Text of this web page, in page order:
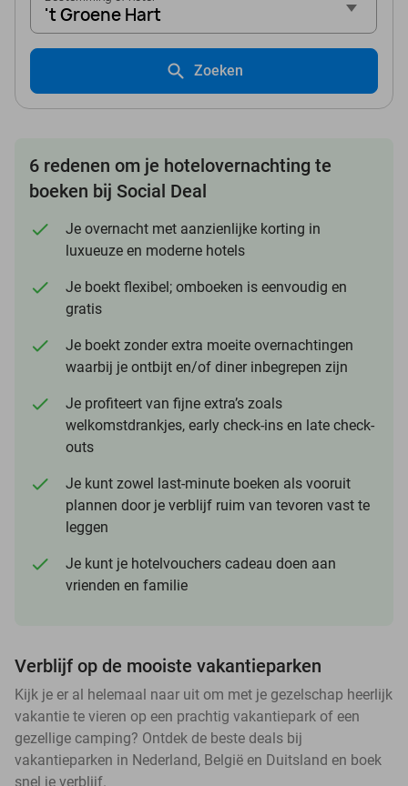
't Groene Hart
Zoeken
6 redenen om je hotelovernachting te
boeken bij Social Deal
Je overnacht met aanzienlijke korting in
luxueuze en moderne hotels
Je boekt flexibel; omboeken is eenvoudig en
gratis
Je boekt zonder extra moeite overnachtingen
waarbij je ontbijt en/of diner inbegrepen zijn
Je profiteert van fijne extra’s zoals
welkomstdrankjes, early check-ins en late check-
outs
Je kunt zowel last-minute boeken als vooruit
plannen door je verblijf ruim van tevoren vast te
leggen
Je kunt je hotelvouchers cadeau doen aan
vrienden en familie
Verblijf op de mooiste vakantieparken
Kijk je er al helemaal naar uit om met je gezelschap heerlijk
vakantie te vieren op een prachtig vakantiepark of een
gezellige camping? Ontdek de beste deals bij
vakantieparken in Nederland, België en Duitsland en boek
snel je verblijf.